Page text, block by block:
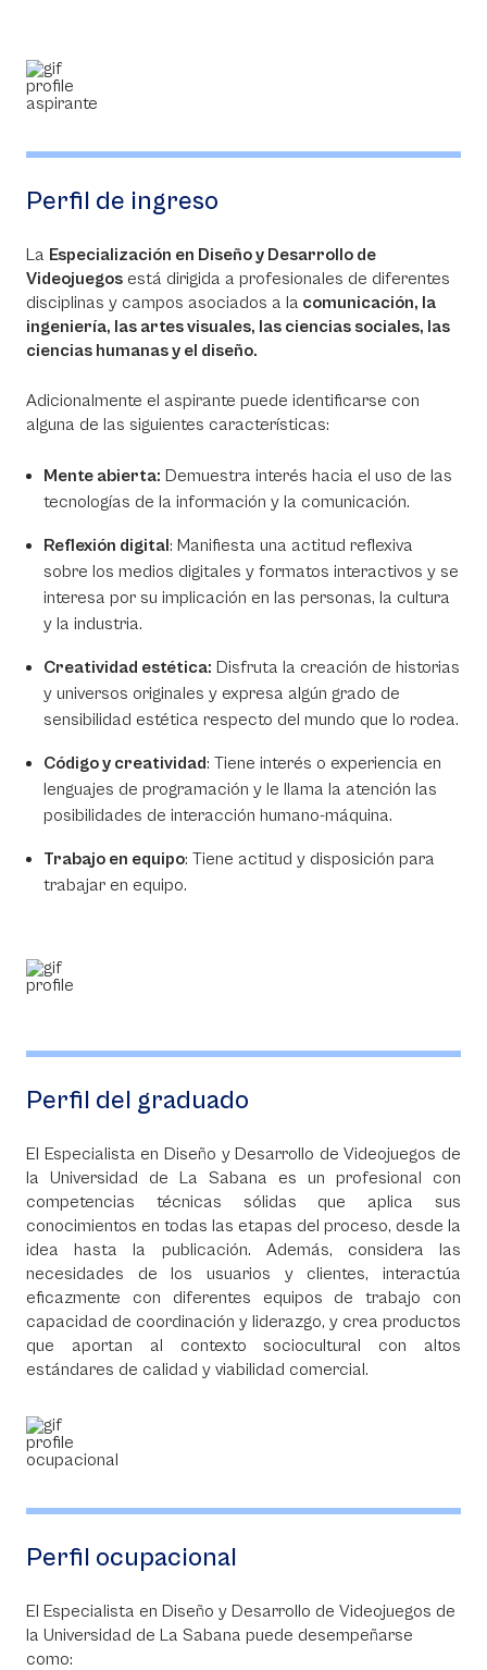
Perfil de ingreso
La Especialización en Diseño y Desarrollo de
Videojuegos está dirigida a profesionales de diferentes
disciplinas y campos asociados a la comunicación, la
ingeniería, las artes visuales, las ciencias sociales, las
ciencias humanas y el diseño.
Adicionalmente el aspirante puede identificarse con
alguna de las siguientes características:
Mente abierta: Demuestra interés hacia el uso de las
tecnologías de la información y la comunicación.
Reflexión digital: Manifiesta una actitud reflexiva
sobre los medios digitales y formatos interactivos y se
interesa por su implicación en las personas, la cultura
y la industria.
Creatividad estética: Disfruta la creación de historias
y universos originales y expresa algún grado de
sensibilidad estética respecto del mundo que lo rodea.
Código y creatividad: Tiene interés o experiencia en
lenguajes de programación y le llama la atención las
posibilidades de interacción humano-máquina.
Trabajo en equipo: Tiene actitud y disposición para
trabajar en equipo.
Perfil del graduado
El Especialista en Diseño y Desarrollo de Videojuegos de
la Universidad de La Sabana es un profesional con
competencias técnicas sólidas que aplica sus
conocimientos en todas las etapas del proceso, desde la
idea hasta la publicación. Además, considera las
necesidades de los usuarios y clientes, interactúa
eficazmente con diferentes equipos de trabajo con
capacidad de coordinación y liderazgo, y crea productos
que aportan al contexto sociocultural con altos
estándares de calidad y viabilidad comercial.
Perfil ocupacional
El Especialista en Diseño y Desarrollo de Videojuegos de
la Universidad de La Sabana puede desempeñarse
como: